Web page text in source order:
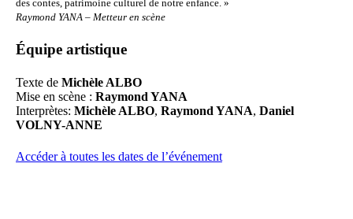
des contes, patrimoine culturel de notre enfance. »
Raymond YANA – Metteur en scène
Équipe artistique
Texte deMichèle ALBO
Mise en scène : Raymond YANA
Interprètes: Michèle ALBO, Raymond YANA, Daniel
VOLNY-ANNE
Accéder à toutes les dates de l’événement